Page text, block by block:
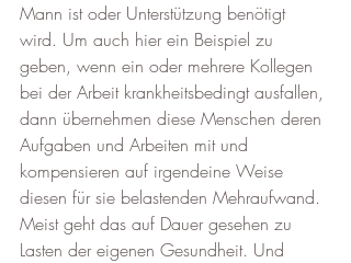
Mann ist oder Unterstützung benötigt
wird. Um auch hier ein Beispiel zu
geben, wenn ein oder mehrere Kollegen
bei der Arbeit krankheitsbedingt ausfallen,
dann übernehmen diese Menschen deren
Aufgaben und Arbeiten mit und
kompensieren auf irgendeine Weise
diesen für sie belastenden Mehraufwand.
Meist geht das auf Dauer gesehen zu
Lasten der eigenen Gesundheit. Und